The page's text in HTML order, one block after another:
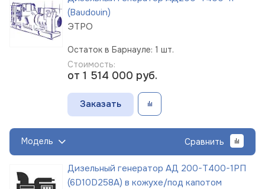
(Baudouin)
ЭТРО
Остаток в Барнауле: 1 шт.
Стоимость:
от 1 514 000 руб.
Заказать
Модель Сравнить
Дизельный генератор АД 200-Т400-1РП
(6D10D258A) в кожухе/под капотом